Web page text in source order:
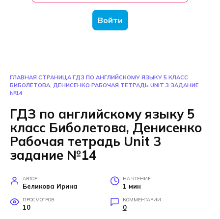
Войти
ГЛАВНАЯ СТРАНИЦА ГДЗ ПО АНГЛИЙСКОМУ ЯЗЫКУ 5 КЛАСС
БИБОЛЕТОВА, ДЕНИСЕНКО РАБОЧАЯ ТЕТРАДЬ UNIT 3 ЗАДАНИЕ
№14
ГДЗ по английскому языку 5
класс Биболетова, Денисенко
Рабочая тетрадь Unit 3
задание №14
АВТОР
Беликова Ирина
НА ЧТЕНИЕ
1 мин
ПРОСМОТРОВ
10
КОММЕНТАРИИ
0